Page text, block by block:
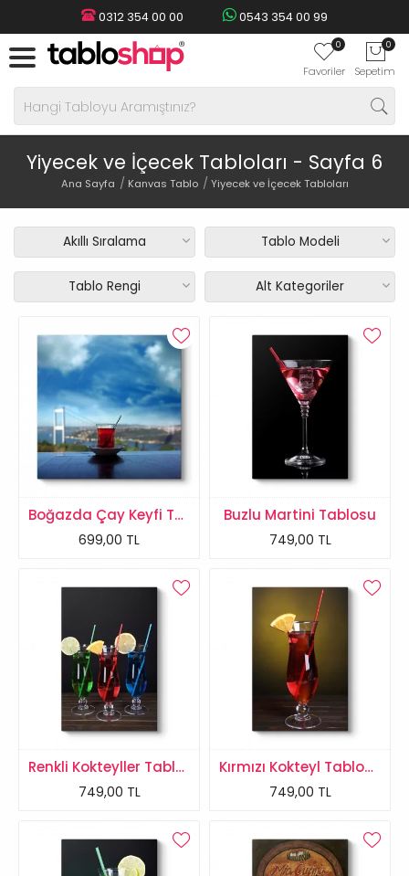
0312 354 00 00 0543 354 00 99
0
Favoriler
0
Sepetim
Yiyecek ve İçecek Tabloları - Sayfa 6
Ana Sayfa Kanvas Tablo Yiyecek ve İçecek Tabloları
Akıllı Sıralama Tablo Modeli
Tablo Rengi Alt Kategoriler
Boğazda Çay Keyfi Tablosu
699,00 TL
Buzlu Martini Tablosu
749,00 TL
Renkli Kokteyller Tablosu
749,00 TL
Kırmızı Kokteyl Tablosu
749,00 TL